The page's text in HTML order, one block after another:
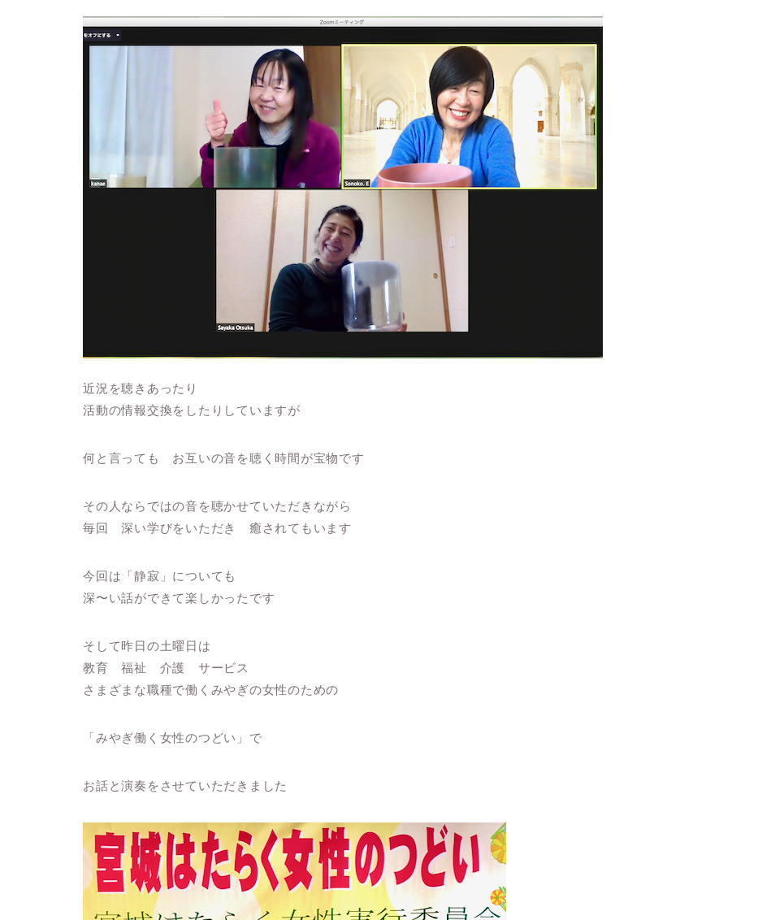
近況を聴きあったり
活動の情報交換をしたりしていますが
何と言っても お互いの音を聴く時間が宝物です
その人ならではの音を聴かせていただきながら
毎回 深い学びをいただき 癒されてもいます
今回は「静寂」についても
深〜い話ができて楽しかったです
そして昨日の土曜日は
教育 福祉 介護 サービス
さまざまな職種で働くみやぎの女性のための
「みやぎ働く女性のつどい」で
お話と演奏をさせていただきました